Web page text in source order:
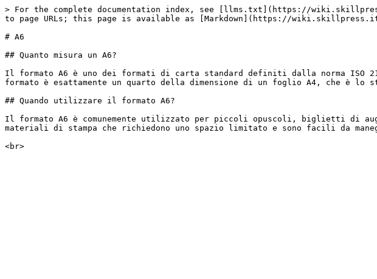
> For the complete documentation index, see [llms.txt](https://
to page URLs; this page is available as [Markdown](https://
# A6
## Quanto misura un A6?
Il formato A6 è uno dei formati di carta standard definiti dalla norma ISO
formato è esattamente un quarto della dimensione di un foglio A4, che è
## Quando utilizzare il formato A6?
Il formato A6 è comunemente utilizzato per piccoli opuscoli, biglietti di
materiali di stampa che richiedono uno spazio limitato e sono facili da